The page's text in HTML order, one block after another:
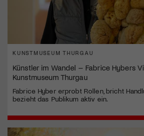
KUNSTMUSEUM THURGAU
Künstler im Wandel – Fabrice Hybers
Kunstmuseum Thurgau
Fabrice Hyber erprobt Rollen, bricht
bezieht das Publikum aktiv ein.